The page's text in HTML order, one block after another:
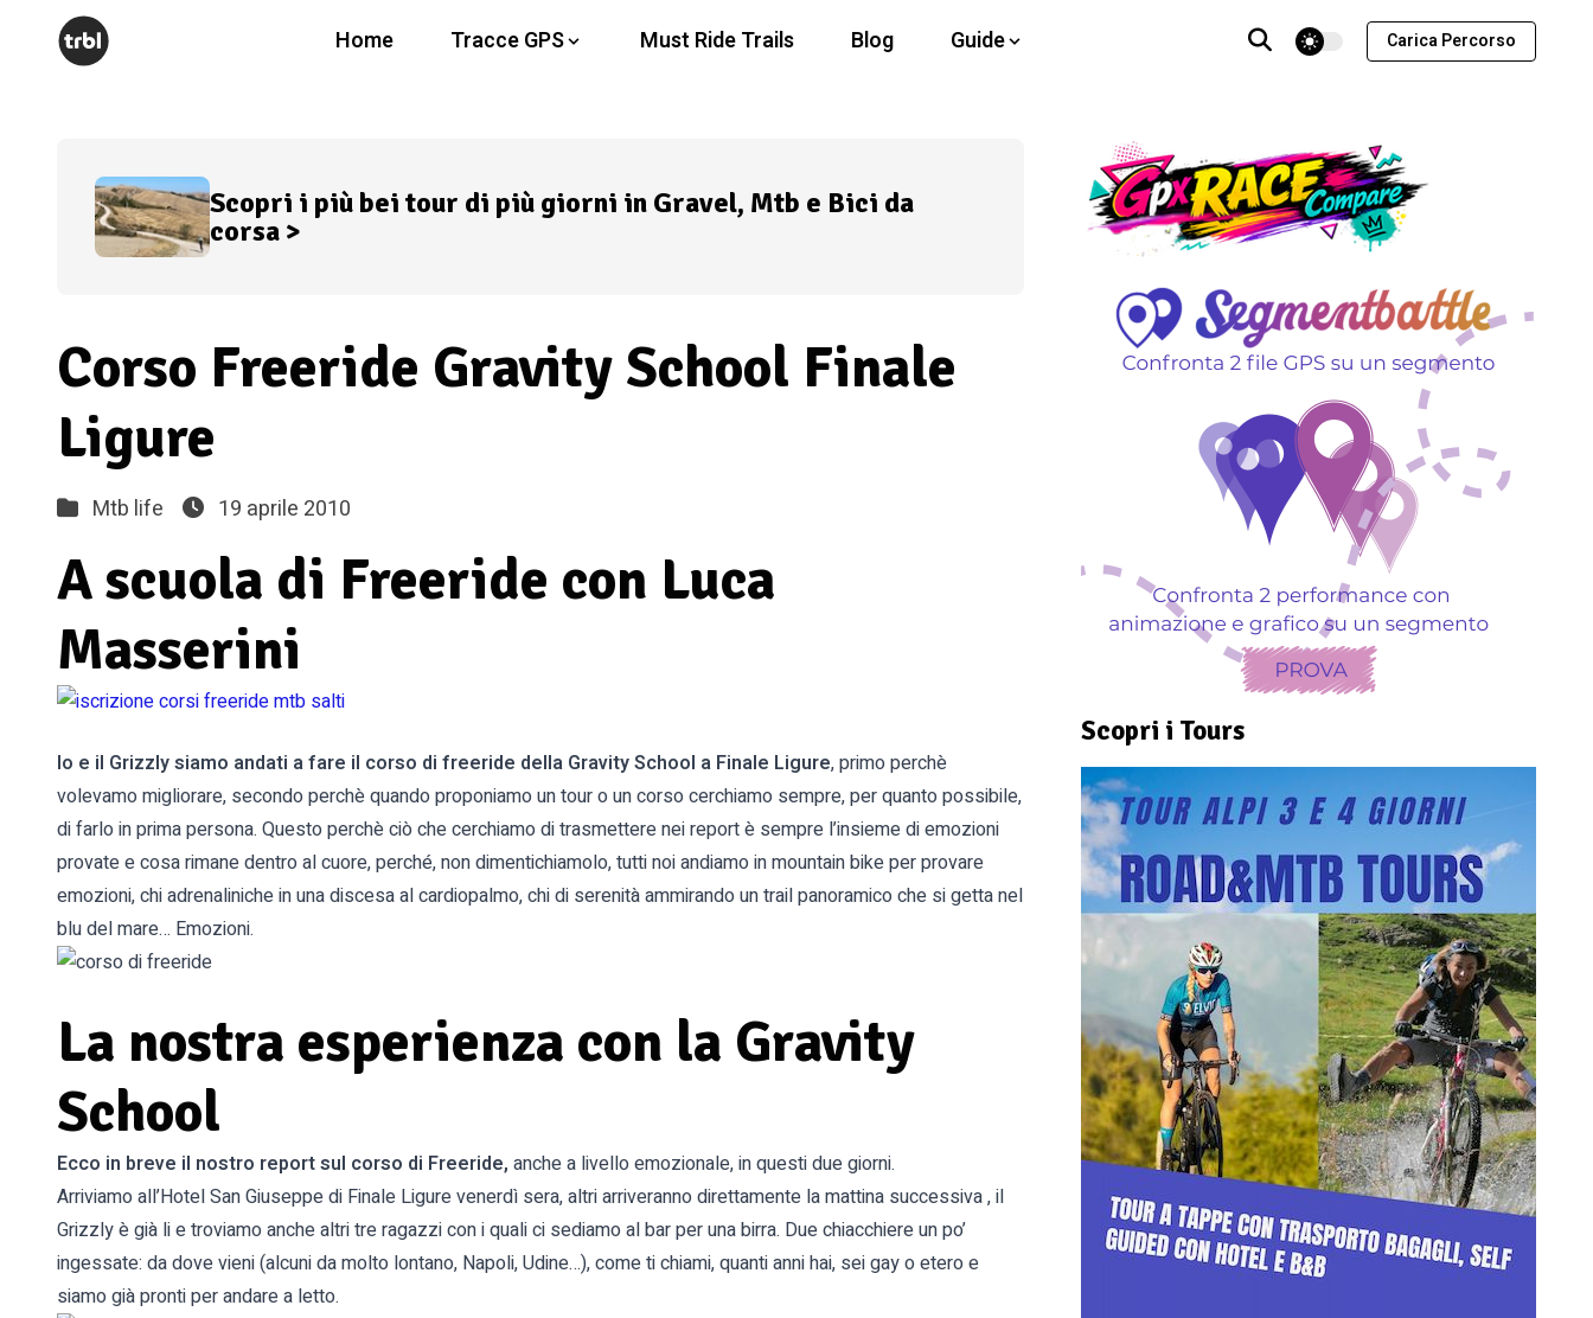
Home Tracce GPS Must Ride Trails Blog Guide theme switcher Carica Percorso
Scopri i più bei tour di più giorni in Gravel, Mtb e Bici da
corsa >
Corso Freeride Gravity School Finale
Ligure
Mtb life 19 aprile 2010
A scuola di Freeride con Luca
Masserini
Io e il Grizzly siamo andati a fare il corso di freeride della Gravity School a Finale Ligure, primo perchè
volevamo migliorare, secondo perchè quando proponiamo un tour o un corso cerchiamo sempre, per quanto possibile,
di farlo in prima persona. Questo perchè ciò che cerchiamo di trasmettere nei report è sempre l’insieme di emozioni
provate e cosa rimane dentro al cuore, perché, non dimentichiamolo, tutti noi andiamo in mountain bike per provare
emozioni, chi adrenaliniche in una discesa al cardiopalmo, chi di serenità ammirando un trail panoramico che si getta nel
blu del mare… Emozioni.
La nostra esperienza con la Gravity
School
Ecco in breve il nostro report sul corso di Freeride, anche a livello emozionale, in questi due giorni.
Arriviamo all’Hotel San Giuseppe di Finale Ligure venerdì sera, altri arriveranno direttamente la mattina successiva , il
Grizzly è già li e troviamo anche altri tre ragazzi con i quali ci sediamo al bar per una birra. Due chiacchiere un po’
ingessate: da dove vieni (alcuni da molto lontano, Napoli, Udine…), come ti chiami, quanti anni hai, sei gay o etero e
siamo già pronti per andare a letto.
Scopri i Tours